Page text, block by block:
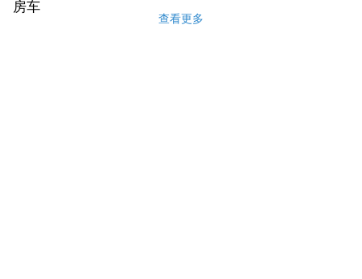
查看更多